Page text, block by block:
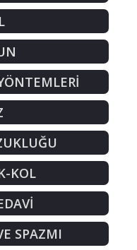
KOL
SPAZMI